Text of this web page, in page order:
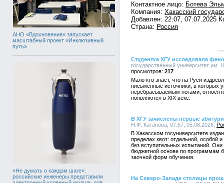
АНО «Вдохновение» запускает
масштабный проект «Инклюзивный
путь»
«Не думать о каждом шаге»:
российские инженеры представили
Контактное лицо: Ботева
Компания: Хакасский
Добавлен: 22:07, 07.07.2025
Страна: Россия
Студентка ХГУ исследовала
государственный университет им.
217
Мало кто знает, что на Руси
письменные источники, в которых
перебрасываемым ногами,
появляются в XIX веке.
В ХГУ зачислены первые
Н.Ф. Катанова, 07:57, 05.08.2026,
В Хакасском госуниверситете
пределах квот: отдельной, особой
без вступительных испытаний.
бюджетной основе по программам
заочной форм обучения.
На Северо-Западе столицы